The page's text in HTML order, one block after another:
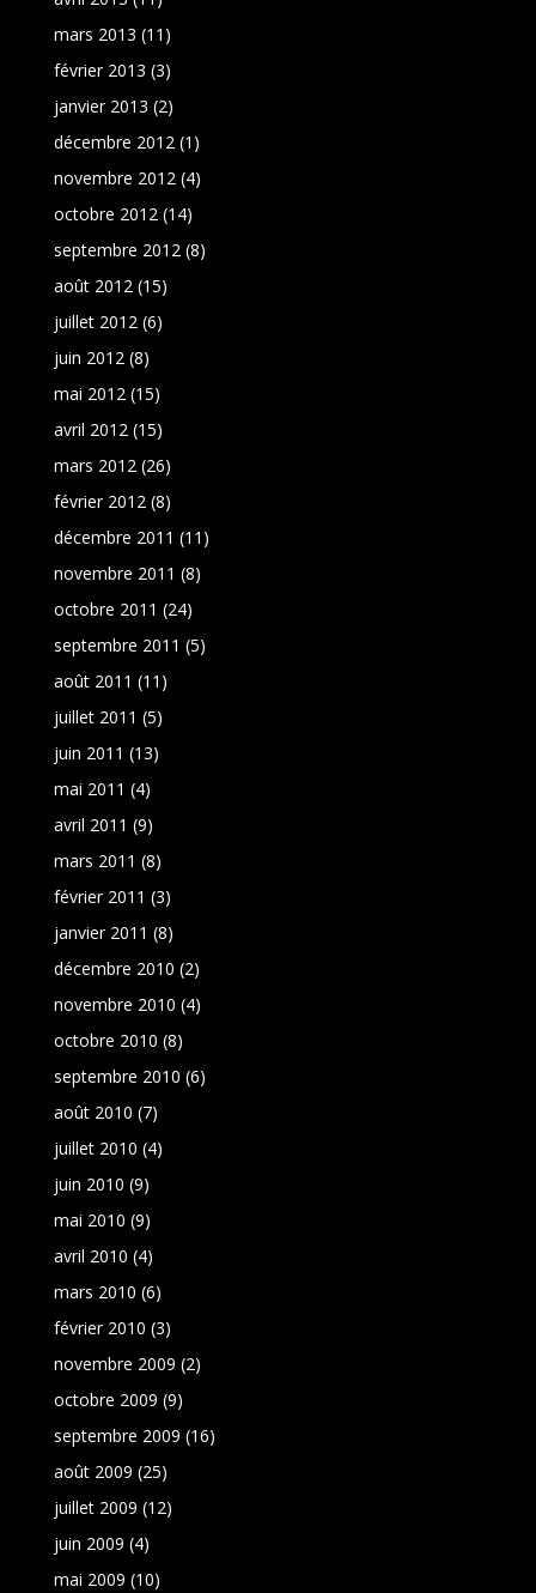
mars 2013 (11)
février 2013 (3)
janvier 2013 (2)
décembre 2012(1)
novembre 2012(4)
octobre 2012(14)
septembre 2012(8)
août 2012(15)
juillet 2012(6)
juin 2012(8)
mai 2012(15)
avril 2012(15)
mars 2012(26)
février 2012(8)
décembre 2011 (11)
novembre 2011 (8)
octobre 2011 (24)
septembre 2011 (5)
août 2011 (11)
juillet 2011 (5)
juin 2011 (13)
mai 2011 (4)
avril 2011 (9)
mars 2011 (8)
février 2011 (3)
janvier 2011 (8)
décembre 2010 (2)
novembre 2010 (4)
octobre 2010 (8)
septembre 2010 (6)
août 2010 (7)
juillet 2010 (4)
juin 2010 (9)
mai 2010 (9)
avril 2010 (4)
mars 2010 (6)
février 2010 (3)
novembre 2009 (2)
octobre 2009 (9)
septembre 2009 (16)
août 2009 (25)
juillet 2009 (12)
juin 2009 (4)
mai 2009 (10)